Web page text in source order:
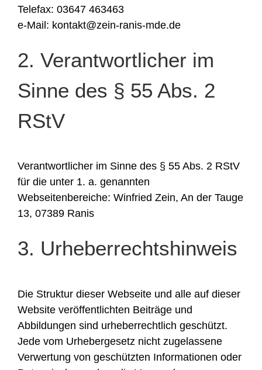
Telefax: 03647 463463
e-Mail: kontakt@zein-ranis-mde.de
2. Verantwortlicher im
Sinne des § 55 Abs. 2
RStV
Verantwortlicher im Sinne des § 55 Abs. 2 RStV
für die unter 1. a. genannten
Webseitenbereiche: Winfried Zein, An der Tauge
13, 07389 Ranis
3. Urheberrechtshinweis
Die Struktur dieser Webseite und alle auf dieser
Website veröffentlichten Beiträge und
Abbildungen sind urheberrechtlich geschützt.
Jede vom Urhebergesetz nicht zugelassene
Verwertung von geschützten Informationen oder